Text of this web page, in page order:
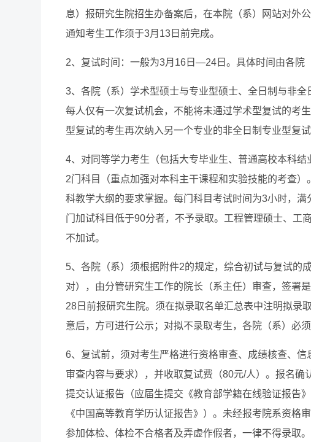
息）报研究生院招生办备案后，在本院（系）网站对外
通知考生工作须于3月13日前完成。
2、复试时间：一般为3月16日—24日。具体时间由各院
3、各院（系）学术型硕士与专业型硕士、全日制与非
每人仅有一次复试机会，不能将未通过学术型复试的考
型复试的考生再次纳入另一个专业的非全日制专业型复试
4、对同等学力考生（包括大专毕业生、普通高校本科
2门科目（重点加强对本科主干课程和实验技能的考查
科教学大纲的要求掌握。每门科目考试时间为3小时，
门加试科目低于90分者，不予录取。工程管理硕士、工
不加试。
5、各院（系）须根据附件2的规定，综合初试与复试的
对），由分管研究生工作的院长（系主任）审查，签署
28日前报研究生院。须在拟录取名单汇总表中注明拟录
意后，方可进行公示；对拟不录取考生，各院（系）必
6、复试前，须对考生严格进行资格审查、成绩核查、
审查内容与要求），并收取复试费（80元/人）。报名
提交认证报告（应届生提交《教育部学籍在线验证报告
《中国高等教育学历认证报告》）。未经报考院系资格
参加体检、体检不合格者及弄虚作假者，一律不得录取。